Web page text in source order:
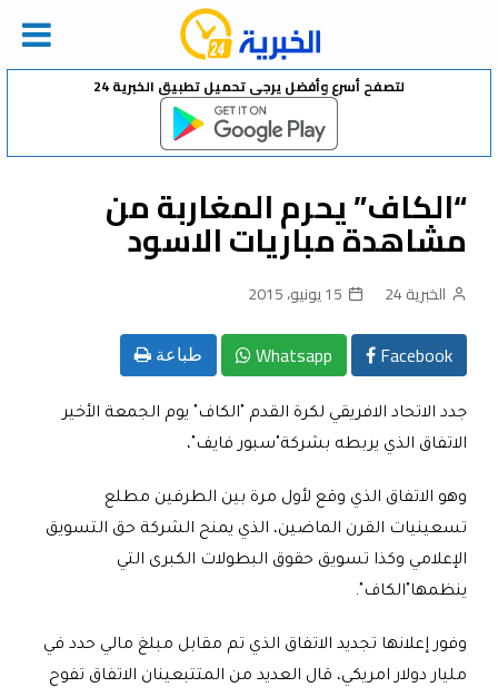
Skip
لتصفح أسرع وأفضل يرجى تحميل تطبيق الخبرية 24
“الكاف” يحرم المغاربة من
مشاهدة مباريات الاسود
الخبرية 24 15 يونيو، 2015
Facebook
Whatsapp طباعة
جدد الاتحاد الافريقي لكرة القدم "الكاف" يوم الجمعة الأخير
الاتفاق الذي يربطه بشركة"سبور فايف"،
وهو الاتفاق الذي وقع لأول مرة بين الطرفين مطلع
تسعينيات القرن الماضين، الذي يمنح الشركة حق التسويق
الإعلامي وكذا تسويق حقوق البطولات الكبرى التي
ينظمها"الكاف".
وفور إعلانها تجديد الاتفاق الذي تم مقابل مبلغ مالي حدد في
مليار دولار امريكي، قال العديد من المتتبعينان الاتفاق تفوح